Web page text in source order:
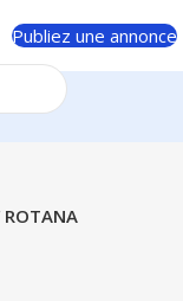
Publiez une annonce
ROTANA